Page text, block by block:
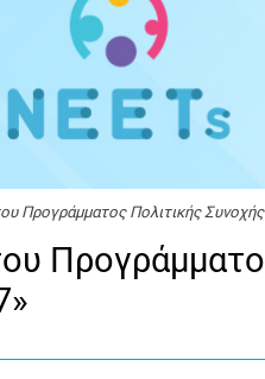
Προγράμματος Πολιτικής